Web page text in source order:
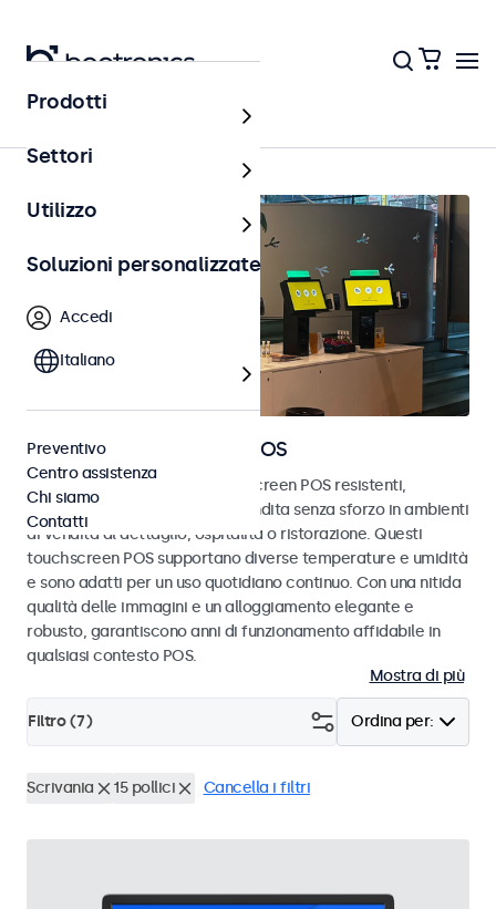
Home
Monitor e touchscreen POS
Scopri i nostri monitor e touchscreen POS resistenti,
progettati per transazioni di vendita senza sforzo in ambienti
di vendita al dettaglio, ospitalità o ristorazione. Questi
touchscreen POS supportano diverse temperature e umidità
e sono adatti per un uso quotidiano continuo. Con una nitida
qualità delle immagini e un alloggiamento elegante e
robusto, garantiscono anni di funzionamento affidabile in
qualsiasi contesto POS.
Mostra di più
Ordina per:
Filtro (7)
Scrivania 15 pollici Cancella i filtri
Prodotti
Settori
Utilizzo
Soluzioni personalizzate
Accedi
Italiano
Preventivo
Centro assistenza
Chi siamo
Contatti